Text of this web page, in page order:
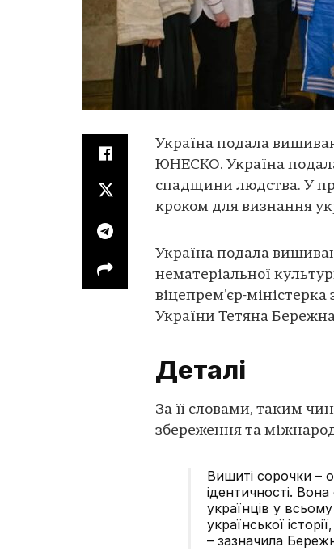
Україна подала
ЮНЕСКО. Україна
спадщини людства. У
кроком для визнання
Україна подала
нематеріальної
віцепрем’єр-
України Тетяна
Деталі
За її словами, таким
збереження та
Вишиті сорочки –
ідентичності.
українців у
української
– зазначила